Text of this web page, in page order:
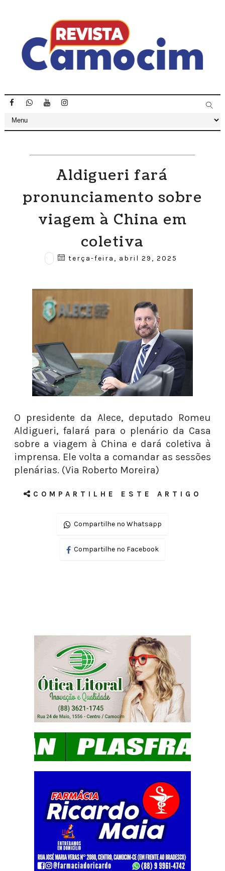
Aldigueri fará
pronunciamento sobre
viagem à China em
coletiva
terça-feira, abril 29, 2025
O presidente da Alece, deputado Romeu
Aldigueri, falará para o plenário da Casa
sobre a viagem à China e dará coletiva à
imprensa. Ele volta a comandar as sessões
plenárias. (Via Roberto Moreira)
COMPARTILHE ESTE ARTIGO
Compartilhe no Whatsapp
Compartilhe no Facebook